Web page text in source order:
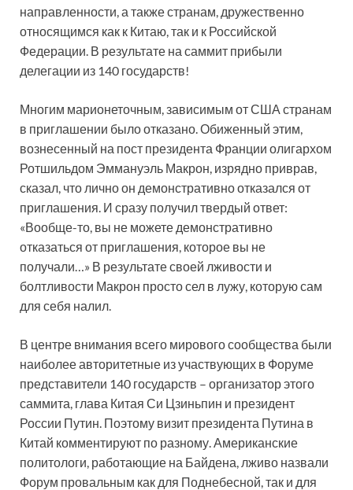
направленности, а также странам, дружественно
относящимся как к Китаю, так и к Российской
Федерации. В результате на саммит прибыли
делегации из 140 государств!
Многим марионеточным, зависимым от США странам
в приглашении было отказано. Обиженный этим,
вознесенный на пост президента Франции олигархом
Ротшильдом Эммануэль Макрон, изрядно приврав,
сказал, что лично он демонстративно отказался от
приглашения. И сразу получил твердый ответ:
«Вообще-то, вы не можете демонстративно
отказаться от приглашения, которое вы не
получали…» В результате своей лживости и
болтливости Макрон просто сел в лужу, которую сам
для себя налил.
В центре внимания всего мирового сообщества были
наиболее авторитетные из участвующих в Форуме
представители 140 государств – организатор этого
саммита, глава Китая Си Цзиньпин и президент
России Путин. Поэтому визит президента Путина в
Китай комментируют по разному. Американские
политологи, работающие на Байдена, лживо назвали
Форум провальным как для Поднебесной, так и для